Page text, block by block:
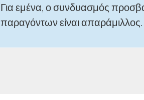
Για εμένα, ο συνδυασμός
παραγόντων είναι απαράμιλλος.